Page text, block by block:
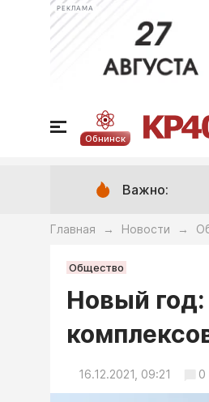
РЕКЛАМА
Обнинск
Важно:
Главная → Новости →
Общество
Новый
16.12.2021, 09:21 0